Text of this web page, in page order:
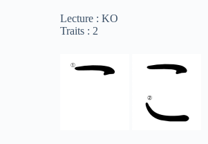
Lecture : KO
Traits : 2